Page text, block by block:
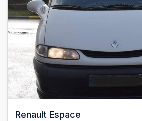
Renault Espace